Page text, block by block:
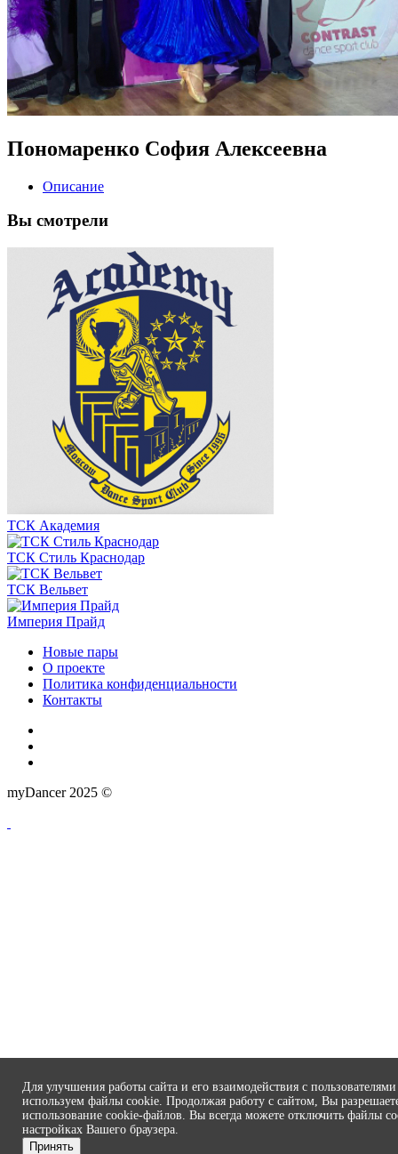
Для улучшения работы сайта и его взаимодействия с
используем файлы cookie. Продолжая работу с сайтом, Вы
использование cookie-файлов. Вы всегда можете отключить файлы
настройках Вашего браузера.
Принять
Пономаренко София Алексеевна
Описание
Вы смотрели
ТСК Академия
ТСК Стиль Краснодар
ТСК Вельвет
Империя Прайд
Новые пары
О проекте
Политика конфиденциальности
Контакты
myDancer 2025 ©